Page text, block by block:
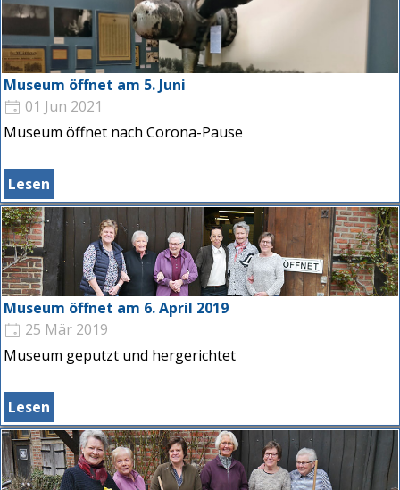
Museum öffnet am 5. Juni
01 Jun 2021
Museum öffnet nach Corona-Pause
Lesen
Museum öffnet am 6. April 2019
25 Mär 2019
Museum geputzt und hergerichtet
Lesen